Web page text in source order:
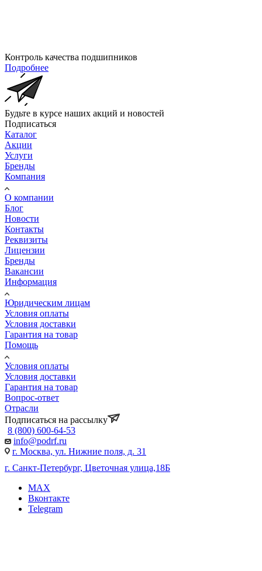
Контроль качества подшипников
Подробнее
Будьте в курсе наших акций и новостей
Подписаться
Каталог
Акции
Услуги
Бренды
Компания
О компании
Блог
Новости
Контакты
Реквизиты
Лицензии
Бренды
Вакансии
Информация
Юридическим лицам
Условия оплаты
Условия доставки
Гарантия на товар
Помощь
Условия оплаты
Условия доставки
Гарантия на товар
Вопрос-ответ
Отрасли
Подписаться на рассылку
8 (800) 600-64-53
info@podrf.ru
г. Москва, ул. Нижние поля, д. 31
г. Санкт-Петербург, Цветочная улица,18Б
MAX
Вконтакте
Telegram